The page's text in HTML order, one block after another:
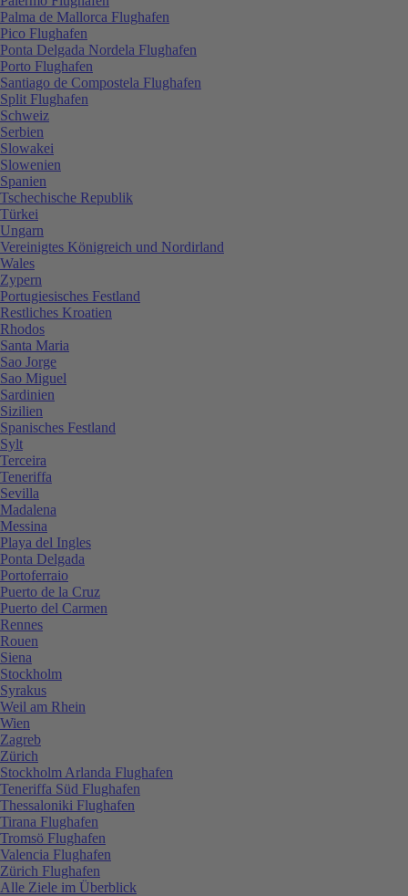
Palma de Mallorca Flughafen
Pico Flughafen
Ponta Delgada Nordela Flughafen
Porto Flughafen
Santiago de Compostela Flughafen
Split Flughafen
Schweiz
Serbien
Slowakei
Slowenien
Spanien
Tschechische Republik
Türkei
Ungarn
Vereinigtes Königreich und Nordirland
Wales
Zypern
Portugiesisches Festland
Restliches Kroatien
Rhodos
Santa Maria
Sao Jorge
Sao Miguel
Sardinien
Sizilien
Spanisches Festland
Sylt
Terceira
Teneriffa
Sevilla
Madalena
Messina
Playa del Ingles
Ponta Delgada
Portoferraio
Puerto de la Cruz
Puerto del Carmen
Rennes
Rouen
Siena
Stockholm
Syrakus
Weil am Rhein
Wien
Zagreb
Zürich
Stockholm Arlanda Flughafen
Teneriffa Süd Flughafen
Thessaloniki Flughafen
Tirana Flughafen
Tromsö Flughafen
Valencia Flughafen
Zürich Flughafen
Alle Ziele im Überblick